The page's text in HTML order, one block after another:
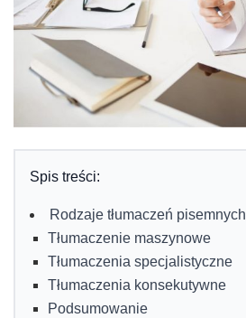
Spis treści:
Rodzaje tłumaczeń pisemnych
Tłumaczenie maszynowe
Tłumaczenia specjalistyczne
Tłumaczenia konsekutywne
Podsumowanie